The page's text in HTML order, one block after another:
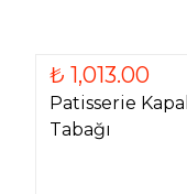
₺ 1,013.00
Patisserie
Tabağı